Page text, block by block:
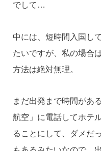
でして…
中には、短時間入国し
たいですが、私の場合
方法は絶対無理。
まだ出発まで時間があ
航空」に電話してホテ
ることにして、ダメだ